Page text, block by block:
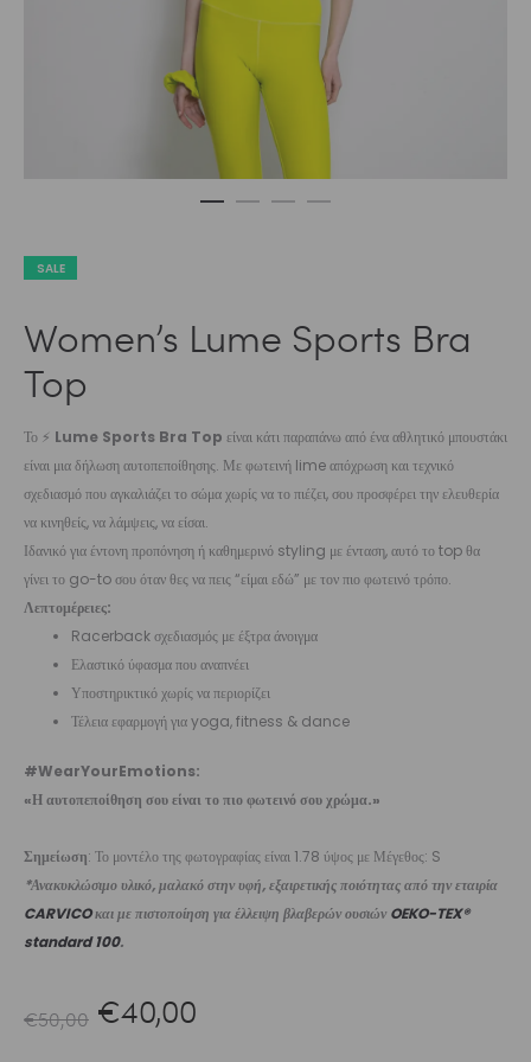
SALE
Women’s Lume Sports Bra
Top
Το ⚡ Lume Sports Bra Top είναι κάτι παραπάνω από ένα αθλητικό μπουστάκι
είναι μια δήλωση αυτοπεποίθησης. Με φωτεινή lime απόχρωση και τεχνικό
σχεδιασμό που αγκαλιάζει το σώμα χωρίς να το πιέζει, σου προσφέρει την ελευθερία
να κινηθείς, να λάμψεις, να είσαι.
Ιδανικό για έντονη προπόνηση ή καθημερινό styling με ένταση, αυτό το top θα
γίνει το go-to σου όταν θες να πεις “είμαι εδώ” με τον πιο φωτεινό τρόπο.
Λεπτομέρειες:
Racerback σχεδιασμός με έξτρα άνοιγμα
Ελαστικό ύφασμα που αναπνέει
Υποστηρικτικό χωρίς να περιορίζει
Τέλεια εφαρμογή για yoga, fitness & dance
#WearYourEmotions:
«Η αυτοπεποίθηση σου είναι το πιο φωτεινό σου χρώμα.»
Σημείωση: Το μοντέλο της φωτογραφίας είναι 1.78 ύψος με Μέγεθος: S
*Ανακυκλώσιμο υλικό, μαλακό στην υφή, εξαιρετικής ποιότητας από την εταιρία
CARVICOκαι με πιστοποίηση για έλλειψη βλαβερών ουσιών OEKO-TEX®
standard 100.
€50,00 Original
€40,00